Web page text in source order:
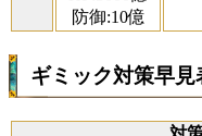
防御:10億
ギミック対策早見